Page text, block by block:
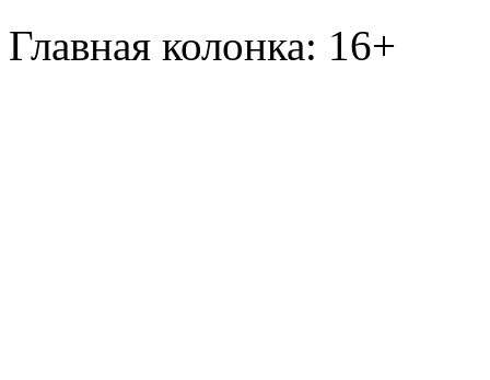
Главная колонка: 16+